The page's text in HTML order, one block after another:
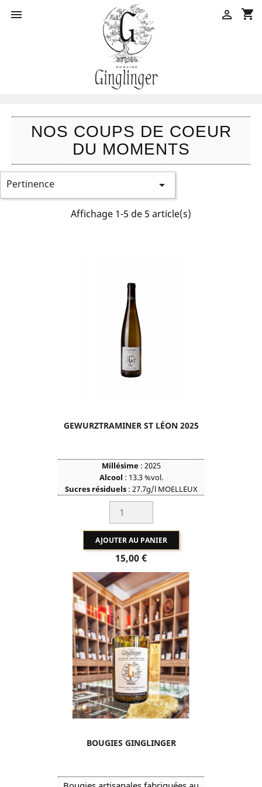
 shopping_cart

NOS COUPS DE COEUR
DU MOMENTS
Pertinence 
Affichage 1-5 de 5 article(s)
GEWURZTRAMINER ST LÉON 2025
Millésime: 2025
Alcool : 13.3 %vol.
Sucres résiduels: 27.7g/l MOELLEUX
AJOUTER AU PANIER
Prix
15,00 €
BOUGIES GINGLINGER